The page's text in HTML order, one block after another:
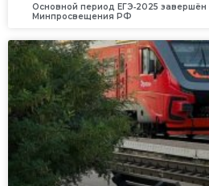
Основной период ЕГЭ‑2025
Минпросвещения РФ